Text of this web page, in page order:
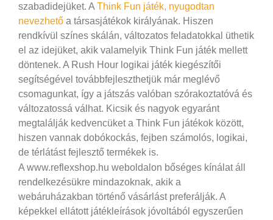
szabadidejüket. A Think Fun játék, nyugodtan
nevezhető a társasjátékok királyának. Hiszen
rendkívül színes skálán, változatos feladatokkal üthetik
el az idejüket, akik valamelyik Think Fun játék mellett
döntenek. A Rush Hour logikai játék kiegészítői
segítségével továbbfejleszthetjük már meglévő
csomagunkat, így a játszás valóban szórakoztatóvá és
változatossá válhat. Kicsik és nagyok egyaránt
megtalálják kedvencüket a Think Fun játékok között,
hiszen vannak dobókockás, fejben számolós, logikai,
de térlátást fejlesztő termékek is.
A www.reflexshop.hu weboldalon bőséges kínálat áll
rendelkezésükre mindazoknak, akik a
webáruházakban történő vásárlást preferálják. A
képekkel ellátott játékleírások jóvoltából egyszerűen